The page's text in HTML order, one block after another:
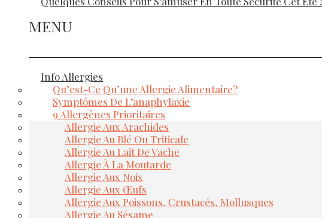
MENU
Info Allergies
Qu’est-Ce Qu’une Allergie Alimentaire?
Symptômes De L’anaphylaxie
9 Allergènes Prioritaires
Allergie Aux Arachides
Allergie Au Blé Ou Triticale
Allergie Au Lait De Vache
Allergie À La Moutarde
Allergie Aux Noix
Allergie Aux Œufs
Allergie Aux Poissons, Crustacés, Mollusques
Allergie Au Sésame